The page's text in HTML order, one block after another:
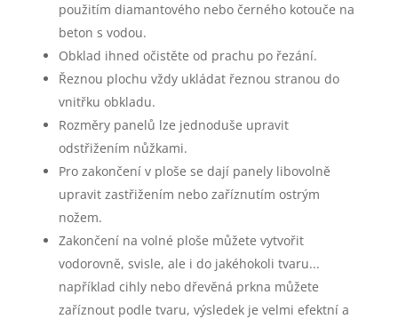
použitím diamantového nebo černého kotouče na
beton s vodou.
Obklad ihned očistěte od prachu po řezání.
Řeznou plochu vždy ukládat řeznou stranou do
vnitřku obkladu.
Rozměry panelů lze jednoduše upravit
odstřižením nůžkami.
Pro zakončení v ploše se dají panely libovolně
upravit zastřižením nebo zaříznutím ostrým
nožem.
Zakončení na volné ploše můžete vytvořit
vodorovně, svisle, ale i do jakéhokoli tvaru...
například cihly nebo dřevěná prkna můžete
zaříznout podle tvaru, výsledek je velmi efektní a